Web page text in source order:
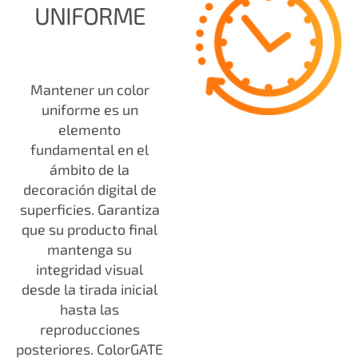
UNIFORME
Mantener un color
uniforme es un
elemento
fundamental en el
ámbito de la
decoración digital de
superficies. Garantiza
que su producto final
mantenga su
integridad visual
desde la tirada inicial
hasta las
reproducciones
posteriores. ColorGATE